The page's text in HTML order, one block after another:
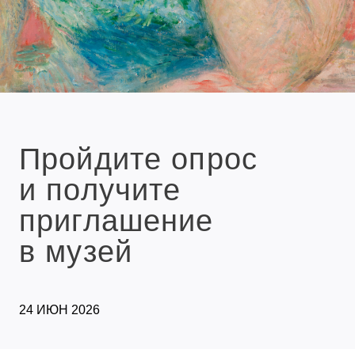
Пройдите опрос
и получите
приглашение
в музей
24 ИЮН 2026